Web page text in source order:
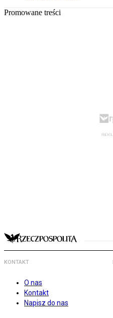
Promowane treści
KONTAKT
O nas
Kontakt
Napisz do nas